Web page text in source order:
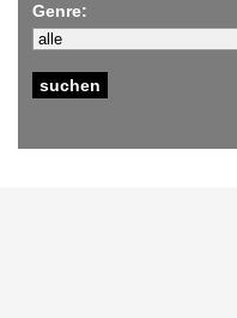
Genre: